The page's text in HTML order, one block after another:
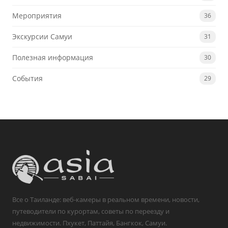
Мероприятия 36
Экскурсии Самуи 31
Полезная информация 30
События 29
Все о Таиланде: веб-камеры в реальном времени, новости,
путеводители по курортам, советы по переезду и
недвижимости. Пхукет, Паттайя, Бангкок, Самуи.